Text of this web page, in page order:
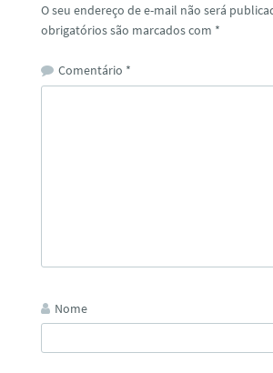
O seu endereço de e-mail não será
obrigatórios são marcados com *
Comentário *
Nome